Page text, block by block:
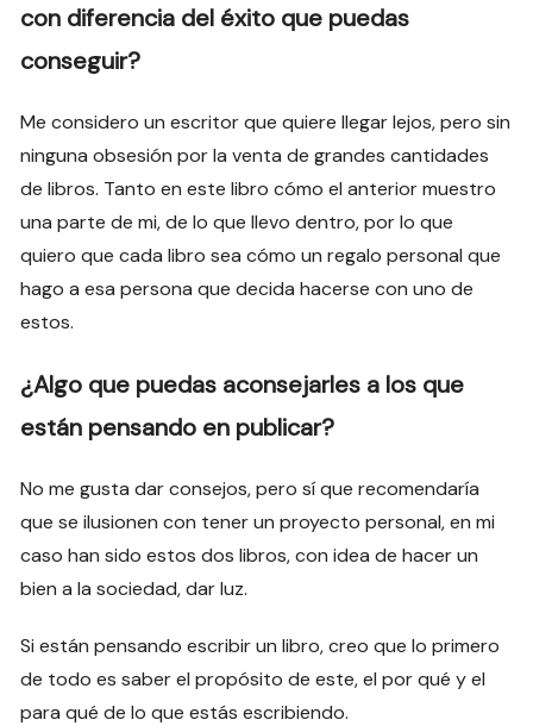
con diferencia del éxito que puedas
conseguir?
Me considero un escritor que quiere llegar lejos, pero sin
ninguna obsesión por la venta de grandes cantidades
de libros. Tanto en este libro cómo el anterior muestro
una parte de mi, de lo que llevo dentro, por lo que
quiero que cada libro sea cómo un regalo personal que
hago a esa persona que decida hacerse con uno de
estos.
¿Algo que puedas aconsejarles a los que
están pensando en publicar?
No me gusta dar consejos, pero sí que recomendaría
que se ilusionen con tener un proyecto personal, en mi
caso han sido estos dos libros, con idea de hacer un
bien a la sociedad, dar luz.
Si están pensando escribir un libro, creo que lo primero
de todo es saber el propósito de este, el por qué y el
para qué de lo que estás escribiendo.